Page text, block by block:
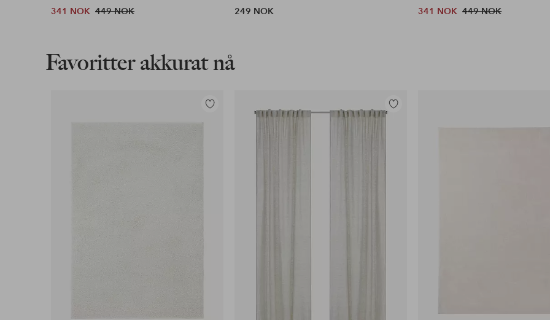
341 NOK 449 NOK
249 NOK
341 NOK 449 NOK
Favoritter akkurat nå
Legg
til
Legg